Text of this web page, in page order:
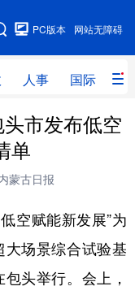
网站无障碍
PC版本
人事 国际 财
人事
线
体育
军事
市发布低空
单
蒙古日报
空赋能新发展”为
场景综合试验基
头举行。会上，